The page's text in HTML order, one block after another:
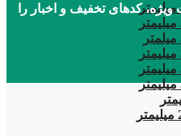
کدهای تخفیف و اخبار را